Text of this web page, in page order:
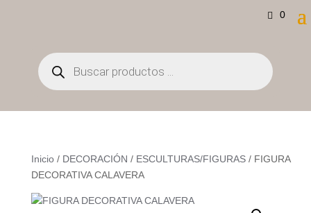
0
Búsqueda
de
productos
Inicio/ DECORACIÓN / ESCULTURAS/FIGURAS/ FIGURA
DECORATIVA CALAVERA